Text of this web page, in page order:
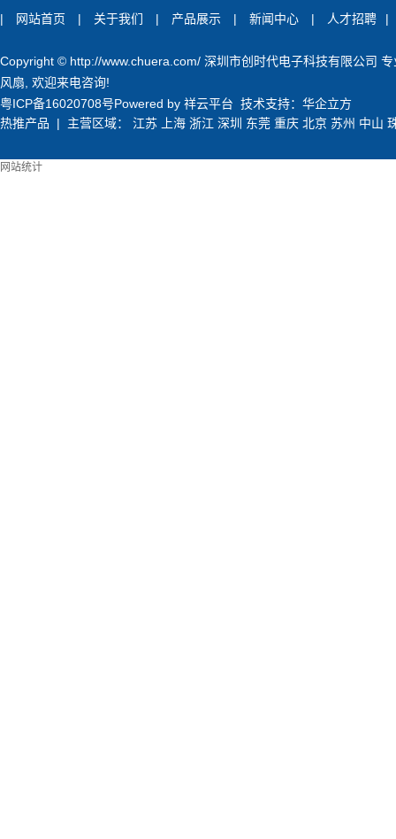
| 网站首页 | 关于我们 | 产品展示 | 新闻中心 | 人才招聘 |
Copyright © http://www.chuera.com/ 深圳市创时代电子科技有限公司 专
风扇 , 欢迎来电咨询!
粤ICP备16020708号Powered by 祥云平台 技术支持： 华企立方
热推产品 | 主营区域： 江苏 上海 浙江 深圳 东莞 重庆 北京 苏州 中山
网站统计